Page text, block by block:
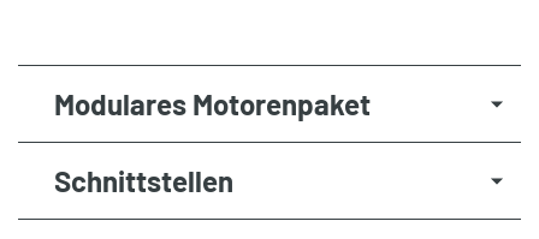
Modulares Motorenpaket
Schnittstellen